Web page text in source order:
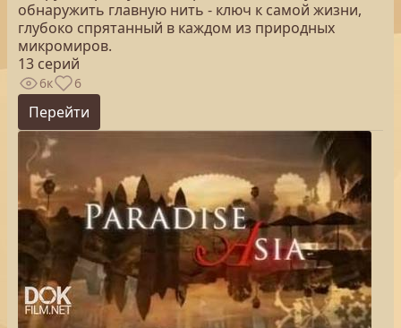
обнаружить главную нить - ключ к самой жизни,
глубоко спрятанный в каждом из природных
микромиров.
13 серий
6к 6
Перейти